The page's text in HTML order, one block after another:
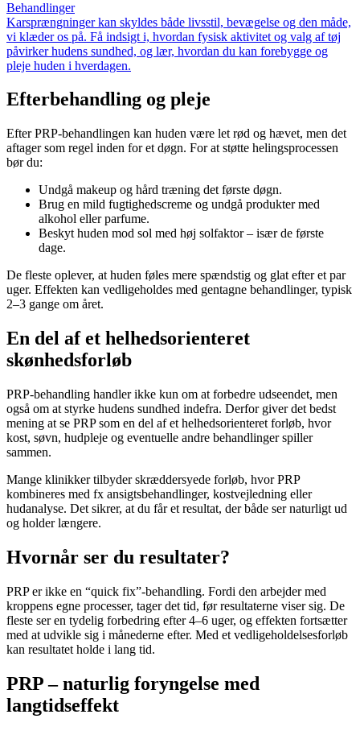
Behandlinger
Karsprængninger kan skyldes både livsstil, bevægelse og den måde,
vi klæder os på. Få indsigt i, hvordan fysisk aktivitet og valg af tøj
påvirker hudens sundhed, og lær, hvordan du kan forebygge og
pleje huden i hverdagen.
Efterbehandling og pleje
Efter PRP-behandlingen kan huden være let rød og hævet, men det
aftager som regel inden for et døgn. For at støtte helingsprocessen
bør du:
Undgå makeup og hård træning det første døgn.
Brug en mild fugtighedscreme og undgå produkter med
alkohol eller parfume.
Beskyt huden mod sol med høj solfaktor – især de første
dage.
De fleste oplever, at huden føles mere spændstig og glat efter et par
uger. Effekten kan vedligeholdes med gentagne behandlinger, typisk
2–3 gange om året.
En del af et helhedsorienteret
skønhedsforløb
PRP-behandling handler ikke kun om at forbedre udseendet, men
også om at styrke hudens sundhed indefra. Derfor giver det bedst
mening at se PRP som en del af et helhedsorienteret forløb, hvor
kost, søvn, hudpleje og eventuelle andre behandlinger spiller
sammen.
Mange klinikker tilbyder skræddersyede forløb, hvor PRP
kombineres med fx ansigtsbehandlinger, kostvejledning eller
hudanalyse. Det sikrer, at du får et resultat, der både ser naturligt ud
og holder længere.
Hvornår ser du resultater?
PRP er ikke en “quick fix”-behandling. Fordi den arbejder med
kroppens egne processer, tager det tid, før resultaterne viser sig. De
fleste ser en tydelig forbedring efter 4–6 uger, og effekten fortsætter
med at udvikle sig i månederne efter. Med et vedligeholdelsesforløb
kan resultatet holde i lang tid.
PRP – naturlig foryngelse med
langtidseffekt